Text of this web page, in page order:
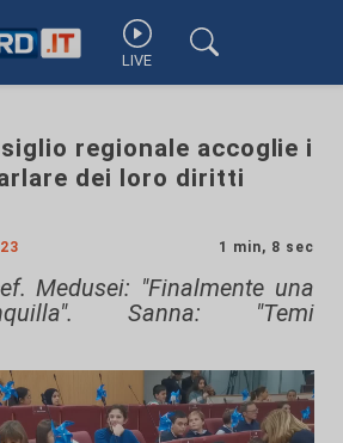
LIVE
regionale accoglie i
dei loro diritti
1 min, 8 sec
Medusei: "Finalmente una
Sanna: "Temi